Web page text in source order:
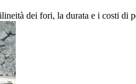
dei fori, la durata e i costi di